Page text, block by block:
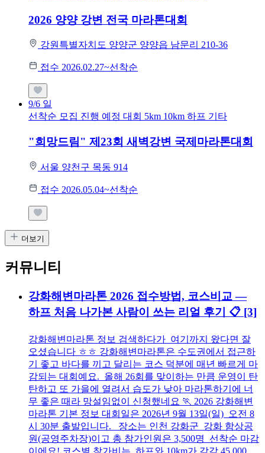
2026 양양 강변 전국 마라톤대회
강원특별자치도 양양군 양양읍 남문리 210-36
접수 2026.02.27~선착순
9/6 일
선착순 모집 진행 예정 대회 5km 10km 하프 기타
"희망드림" 제23회 새벽강변 국제마라톤대회
서울 양천구 목동 914
접수 2026.05.04~선착순
더보기
커뮤니티
강화해변마라톤 2026 접수방법, 코스비교 —
하프 처음 나가본 사람이 쓰는 리얼 후기 📋 [3]
강화해변마라톤 정보 검색하다가 여기까지 왔다면 잘
오셨습니다 ㅎㅎ 강화해변마라톤은 수도권에서 접근하
기 좋고 바다를 끼고 달리는 코스 덕분에 매년 빠르게 마
감되는 대회예요. 올해 26회를 맞이하는 만큼 운영이 탄
탄하고 또 가을에 열려서 습도가 낮아 마라톤하기에 너
무 좋은 때라 망설임없이 신청했네요 🏃 2026 강화해변
마라톤 기본 정보 대회일은 2026년 9월 13일(일) 오전 8
시 30분 출발입니다. 장소는 인천 강화군 강화 함상공
원(공영주차장)이고 총 참가인원은 3,500명 선착순 마감